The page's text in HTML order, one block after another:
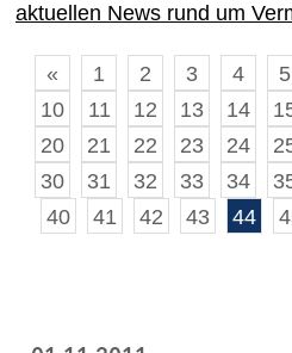
aktuellen News rund um
« 1 2 3 4 5
10
11 12 13 14
20
21 22 23 24
30
31 32 33 34
40
41 42 43 44